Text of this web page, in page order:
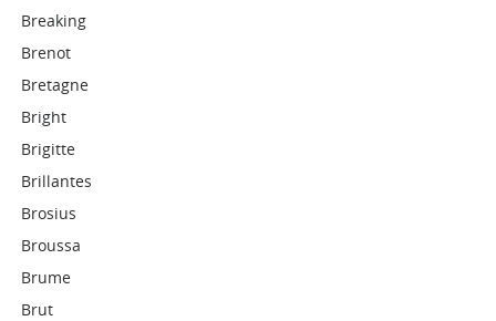
Breaking
Brenot
Bretagne
Bright
Brigitte
Brillantes
Brosius
Broussa
Brume
Brut